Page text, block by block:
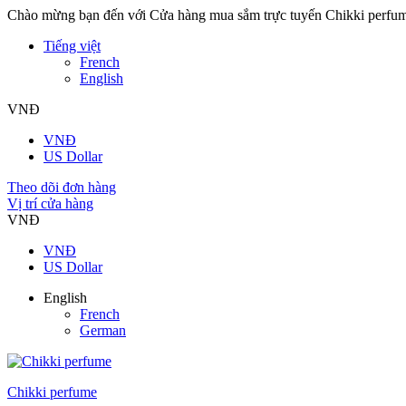
Chào mừng bạn đến với Cửa hàng mua sắm trực tuyến Chikki
Tiếng việt
French
English
VNĐ
VNĐ
US Dollar
Theo dõi đơn hàng
Vị trí cửa hàng
VNĐ
VNĐ
US Dollar
English
French
German
Chikki perfume